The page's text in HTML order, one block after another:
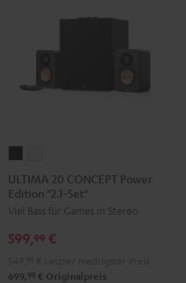
20
CONCEPT
Power
Edition
"2.1-
Set"
20
CONCEPT
Power
Edition
Set"
ULTIMA 20 CONCEPT Power
Edition "2.1-Set"
Viel Bass für Games in Stereo
599,99 €
699, 99 € Originalpreis